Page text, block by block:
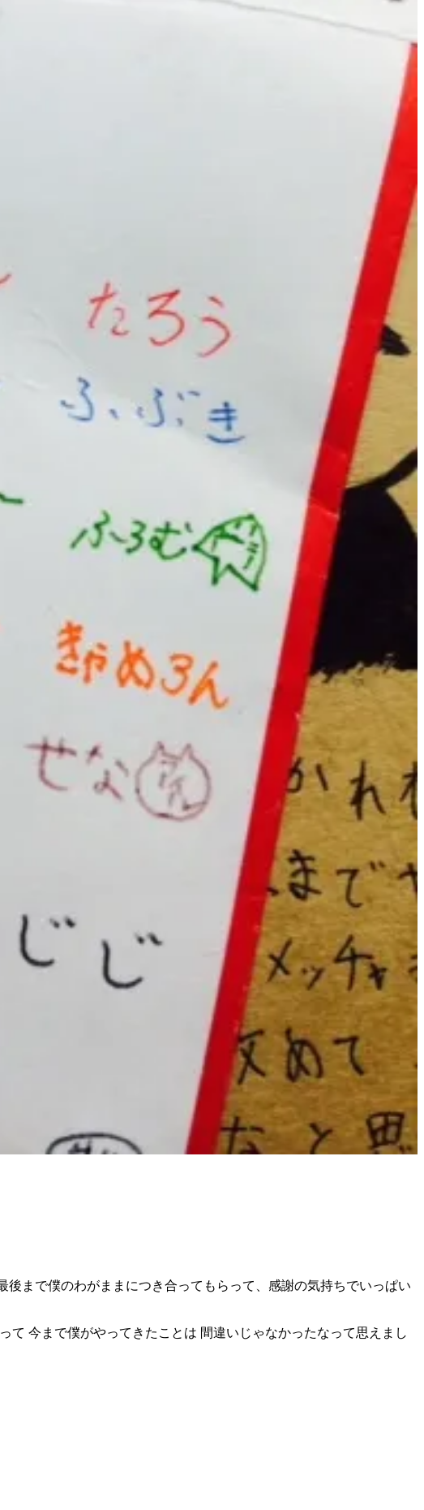
まで僕のわがままにつき合ってもらって、感謝の気持ちでいっぱい
今まで僕がやってきたことは 間違いじゃなかったなって思えまし